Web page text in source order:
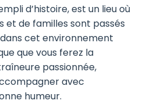
d’histoire, est un lieu où
et de familles sont passés
dans cet environnement
que vous ferez la
passionnée,
avec
humeur.